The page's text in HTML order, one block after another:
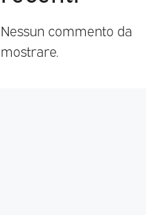
Nessun commento da
mostrare.